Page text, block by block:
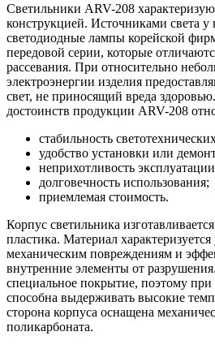
Светильники ARV-208
конструкцией. Источниками света у
светодиодные лампы корейской
передовой серии, которые
рассевания. При относительно
электроэнергии изделия
свет, не приносящий вреда
достоинств продукции ARV-208
стабильность
удобство установки или
неприхотливость
долговечность использования;
приемлемая стоимость.
Корпус светильника
пластика. Материал
механическим повреждениям и
внутренние элементы от
специальное покрытие, поэтому
способна выдерживать высокие
сторона корпуса оснащена
поликарбоната.